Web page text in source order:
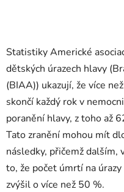
Statistiky Americké
dětských úrazech hlavy
(BIAA)) ukazují, že více
skončí každý rok v
poranění hlavy, z toho až
Tato zranění mohou mít
následky, přičemž dalším,
to, že počet úmrtí na
zvýšil o více než 50 %.